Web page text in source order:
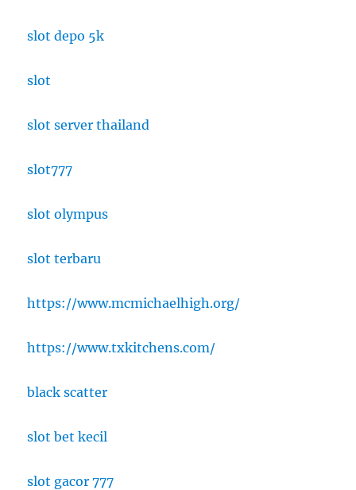
slot depo 5k
slot
slot server thailand
slot777
slot olympus
slot terbaru
https://www.mcmichaelhigh.org/
https://www.txkitchens.com/
black scatter
slot bet kecil
slot gacor 777